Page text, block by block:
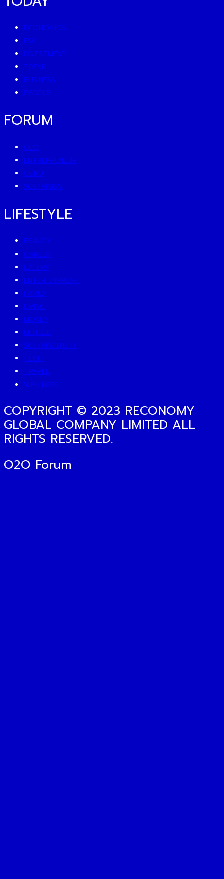
ECONOMICS
ESG
INVESTMENT
TREND
BUSINESS
PEOPLE
FORUM
CEO
ENTREPRENEUR
GURU
SUSTAINISM
LIFESTYLE
BEAUTY
CAREER
EATERY
ENTERTAINMENT
FAMILY
LIVING
MONEY
MUTELU
SUSTAINABILITY
TECH
TRAVEL
WELLNESS
COPYRIGHT © 2023 RECONOMY
GLOBAL COMPANY LIMITED ALL
RIGHTS RESERVED.
O2O Forum